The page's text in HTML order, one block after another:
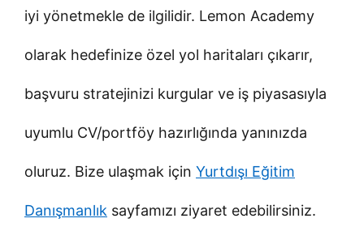
iyi yönetmekle de ilgilidir. Lemon Academy
olarak hedefinize özel yol haritaları çıkarır,
başvuru stratejinizi kurgular ve iş piyasasıyla
uyumlu CV/portföy hazırlığında yanınızda
oluruz. Bize ulaşmak için Yurtdışı Eğitim
Danışmanlık sayfamızı ziyaret edebilirsiniz.